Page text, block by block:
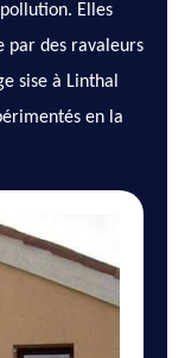
Elles
par des ravaleurs
sise à Linthal
en la